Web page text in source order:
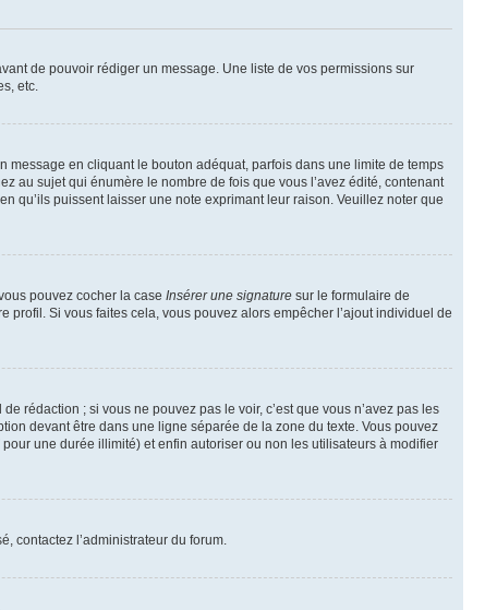
de pouvoir rédiger un message. Une liste de vos permissions sur
etc.
en cliquant le bouton adéquat, parfois dans une limite de temps
au sujet qui énumère le nombre de fois que vous l’avez édité, contenant
qu’ils puissent laisser une note exprimant leur raison. Veuillez noter que
pouvez cocher la case Insérer une signature sur le formulaire de
Si vous faites cela, vous pouvez alors empêcher l’ajout individuel de
rédaction ; si vous ne pouvez pas le voir, c’est que vous n’avez pas les
devant être dans une ligne séparée de la zone du texte. Vous pouvez
une durée illimité) et enfin autoriser ou non les utilisateurs à modifier
contactez l’administrateur du forum.